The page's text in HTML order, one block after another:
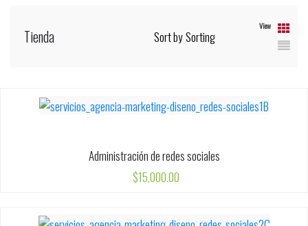
Tienda Sort by
View
Administración de redes sociales
$15,000.00